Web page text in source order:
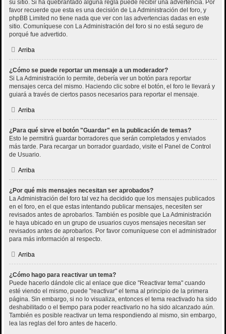
su sitio. Si ha quebrantado alguna regla puede recibir una advertencia. Por
favor recuerde que esta es una decisión de La Administración del foro, y
phpBB Limited no tiene nada que ver con las advertencias dadas en este
sitio. Comuníquese con La Administración del foro si no está seguro de
porqué fue advertido.
Arriba
¿Cómo se puede reportar un mensaje a un moderador?
Si La Administración lo permite, debería ver un botón para reportar
mensajes cerca del mismo. Haciendo clic sobre el botón, el foro le llevará y
guiará a través de ciertos pasos necesarios para reportar el mensaje.
Arriba
¿Para qué sirve el botón "Guardar" en la publicación de temas?
Esto le permitirá guardar borradores que serán completados y enviados
más tarde. Para recargar un borrador guardado, visite el Panel de Control
de Usuario.
Arriba
¿Por qué mis mensajes necesitan ser aprobados?
La Administración del foro tal vez ha decidido que los mensajes publicados
en el foro, en el que estas intentando publicar mensajes, necesiten ser
revisados antes de aprobarlos. También es posible que La Administración
le haya ubicado en un grupo de usuarios cuyos mensajes necesitan ser
revisados antes de aprobarlos. Por favor comuníquese con el administrador
para más información al respecto.
Arriba
¿Cómo hago para reactivar un tema?
Puede hacerlo dándole clic al enlace que dice "Reactivar tema" cuando
esté viendo el mismo, puede "reactivar" el tema al principio de la primera
página. Sin embargo, si no lo visualiza, entonces el tema reactivado ha sido
deshabilitado o el tiempo para poder reactivarlo no ha sido alcanzado aún.
También es posible reactivar un tema respondiendo al mismo, sin embargo,
lea las reglas del foro antes de hacerlo.